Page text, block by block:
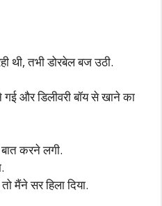
थी, तभी डोरबेल बज उठी.
गई और डिलीवरी बॉय से खाने का
करने लगी.
मैंने सर हिला दिया.